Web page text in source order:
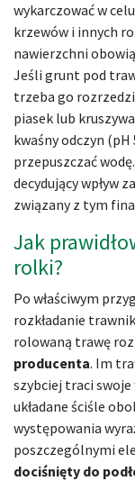
wykarczować w
krzewów i innych
nawierzchni
Jeśli grunt pod
trzeba go
piasek lub
kwaśny odczyn
przepuszczać
decydujący wpływ
związany z tym
Jak
rolki?
Po właściwym
rozkładanie
rolowaną trawę
producenta. Im
szybciej traci swoje
układane ściśle
występowania
poszczególnymi
dociśnięty do